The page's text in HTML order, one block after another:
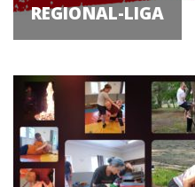
REGIONAL-LIGA